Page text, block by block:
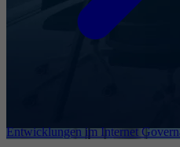
Entwicklungen im Internet